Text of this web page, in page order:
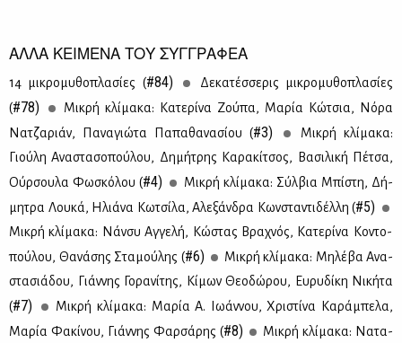
ΑΛΛΑ ΚΕΙΜΕΝΑ ΤΟΥ ΣΥΓΓΡΑΦΕΑ
14 μι­κρο­μυ­θο­πλα­σί­ες (#84)
Δε­κα­τέσ­σε­ρις μι­κρο­μυ­θο­πλα­σί­ες
(#78)
Μι­κρή κλί­μα­κα: Κα­τε­ρί­να Ζού­πα, Μα­ρία Κώ­τσια, Νό­ρα
Να­τζα­ριάν, Πα­να­γιώ­τα Πα­πα­θα­να­σί­ου (#3)
Μι­κρή κλί­μα­κα:
Γιού­λη Ανα­στα­σο­πού­λου, Δη­μή­τρης Κα­ρα­κί­τσος, Βα­σι­λι­κή Πέ­τσα,
Ούρ­σου­λα Φω­σκό­λου (#4)
Μι­κρή κλί­μα­κα: Σύλ­βια Μπί­στη, Δή­
μη­τρα Λου­κά, Ηλιά­να Κω­τσί­λα, Αλε­ξάν­δρα Κων­στα­ντι­δέλ­λη (#5)
Μι­κρή κλί­μα­κα: Νάν­συ Αγ­γε­λή, Κώ­στας Βρα­χνός, Κα­τε­ρί­να Κο­ντο­
πού­λου, Θα­νά­σης Στα­μού­λης (#6)
Μι­κρή κλί­μα­κα: Μη­λέ­βα Ανα­
στα­σιά­δου, Γιάν­νης Γο­ρα­νί­της, Κί­μων Θε­ο­δώ­ρου, Ευ­ρυ­δί­κη Νι­κή­τα
(#7)
Μι­κρή κλί­μα­κα: Μα­ρία Α. Ιω­άν­νου, Χρι­στί­να Κα­ρά­μπε­λα,
Μα­ρία Φα­κί­νου, Γιάν­νης Φαρ­σά­ρης (#8)
Μι­κρή κλί­μα­κα: Να­τα­